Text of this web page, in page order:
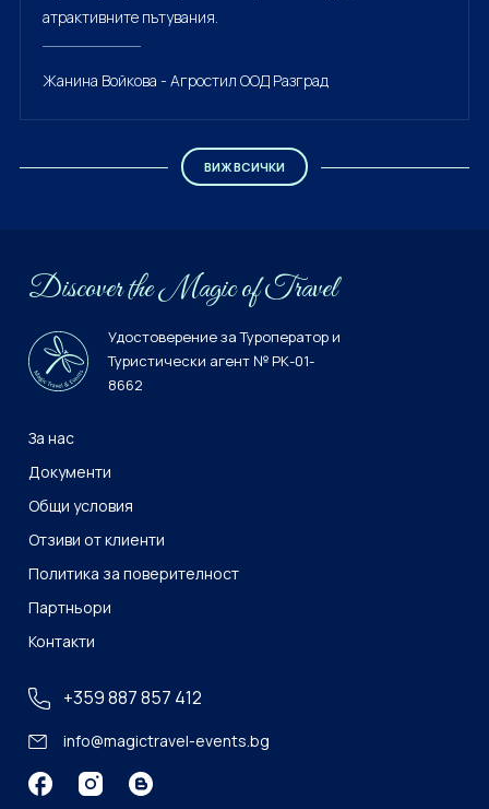
атрактивните пътувания.
Жанина Войкова - Агростил ООД Разград
ВИЖ ВСИЧКИ
Discover the Мagiс of Travel
Удостоверение за Туроператор и
Туристически агент № РК-01-
8662
За нас
Документи
Общи условия
Отзиви от клиенти
Политика за поверителност
Партньори
Контакти
+359 887 857 412
info@magictravel-events.bg